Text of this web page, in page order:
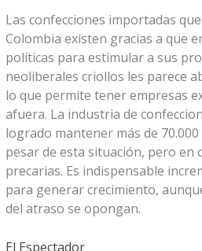
Las confecciones importadas
Colombia existen gracias a que
políticas para estimular a sus
neoliberales criollos les parece
lo que permite tener empresas
afuera. La industria de
logrado mantener más de
pesar de esta situación, pero en
precarias. Es indispensable
para generar crecimiento,
del atraso se opongan.
El Espectador